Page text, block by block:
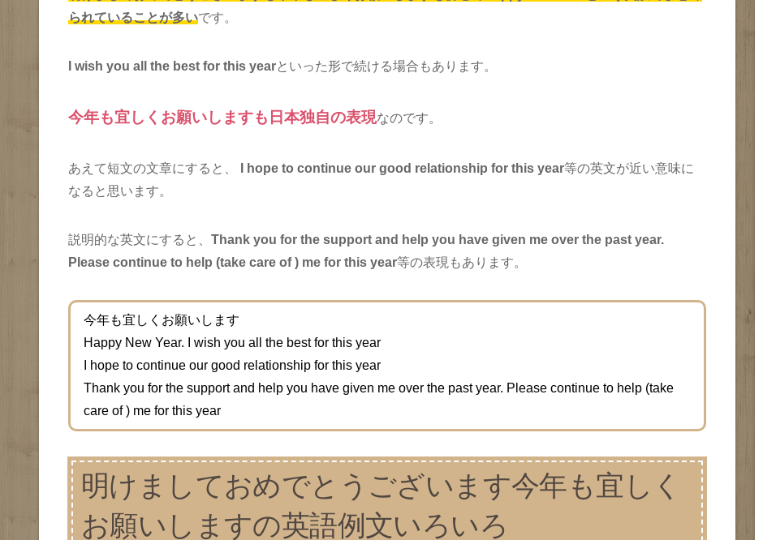
られていることが多いです。
I wish you all the best for this yearといった形で続ける場合もあります。
今年も宜しくお願いしますも日本独自の表現なのです。
あえて短文の文章にすると、 I hope to continue our good relationship for this year等の英文が近い意味に
なると思います。
説明的な英文にすると、 Thank you for the support and help you have given me over the past year.
Please continue to help (take care of ) me for this year等の表現もあります。
今年も宜しくお願いします
Happy New Year. I wish you all the best for this year
I hope to continue our good relationship for this year
Thank you for the support and help you have given me over the past year. Please continue to help (take
care of ) me for this year
明けましておめでとうございます今年も宜しく
お願いしますの英語例文いろいろ